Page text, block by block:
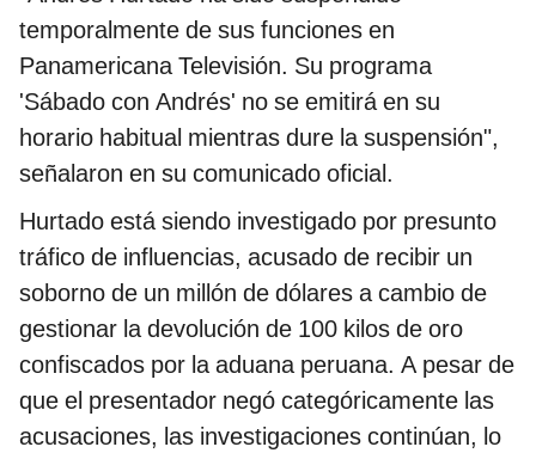
temporalmente de sus funciones en
Panamericana Televisión. Su programa
'Sábado con Andrés' no se emitirá en su
horario habitual mientras dure la suspensión",
señalaron en su comunicado oficial.
Hurtado está siendo investigado por presunto
tráfico de influencias, acusado de recibir un
soborno de un millón de dólares a cambio de
gestionar la devolución de 100 kilos de oro
confiscados por la aduana peruana. A pesar de
que el presentador negó categóricamente las
acusaciones, las investigaciones continúan, lo